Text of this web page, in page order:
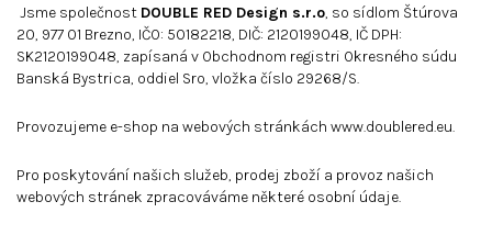
Jsme společnost DOUBLE RED Design s.r.o, so sídlom Štúrova
20, 977 01 Brezno, IČO: 50182218, DIČ: 2120199048, IČ DPH:
SK2120199048, zapísaná v Obchodnom registri Okresného súdu
Banská Bystrica, oddiel Sro, vložka číslo 29268/S.
Provozujeme e-shop na webových stránkách www.doublered.eu.
Pro poskytování našich služeb, prodej zboží a provoz našich
webových stránek zpracováváme některé osobní údaje.